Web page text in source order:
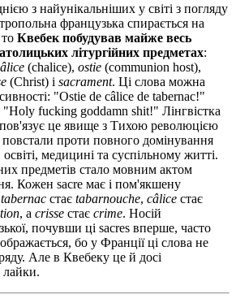
з найунікальніших у світі з погляду
французька спирається на
то Квебек побудував майже весь
літургійних предметах:
(chalice), ostie (communion host),
(Christ) і sacrament. Ці слова можна
"Ostie de câlice de tabernac!"
"Holy fucking goddamn shit!" Лінгвістка
це явище з Тихою революцією
повстали проти повного домінування
медицині та суспільному житті.
предметів стало мовним актом
Кожен sacre має і пом'якшену
tabernac стає tabarnouche, câlice стає
, а crisse стає crime. Носій
почувши ці sacres вперше, часто
бо у Франції ці слова не
Але в Квебеку це й досі
лайки.